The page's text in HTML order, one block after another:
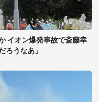
イオン爆発事故で斎藤幸
ろうなあ」